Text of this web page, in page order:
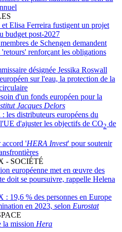
Elisa Ferreira fustigent un projet
budget post-2027
de Schengen demandent
renforçant les obligations
désignée Jessika Roswall
sur l'eau, la protection de la
d'un fonds européen pour la
Jacques Delors
: les distributeurs européens du
d'ajuster les objectifs de CO2 de
accord 'HERA Invest' pour soutenir
- SOCIÉTÉ
européenne met en œuvre des
doit se poursuivre, rappelle Helena
: 19,6 % des personnes en Europe
en 2023, selon Eurostat
la mission Hera